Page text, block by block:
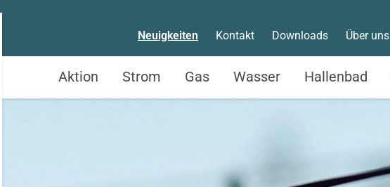
Neuigkeiten Kontakt Downloads Über uns
Aktion Strom Gas Wasser Hallenbad